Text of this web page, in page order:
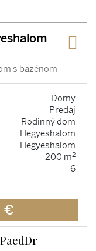
s bazénom
Domy
Predaj
Rodinný dom
Hegyeshalom
Hegyeshalom
200 m2
6
€